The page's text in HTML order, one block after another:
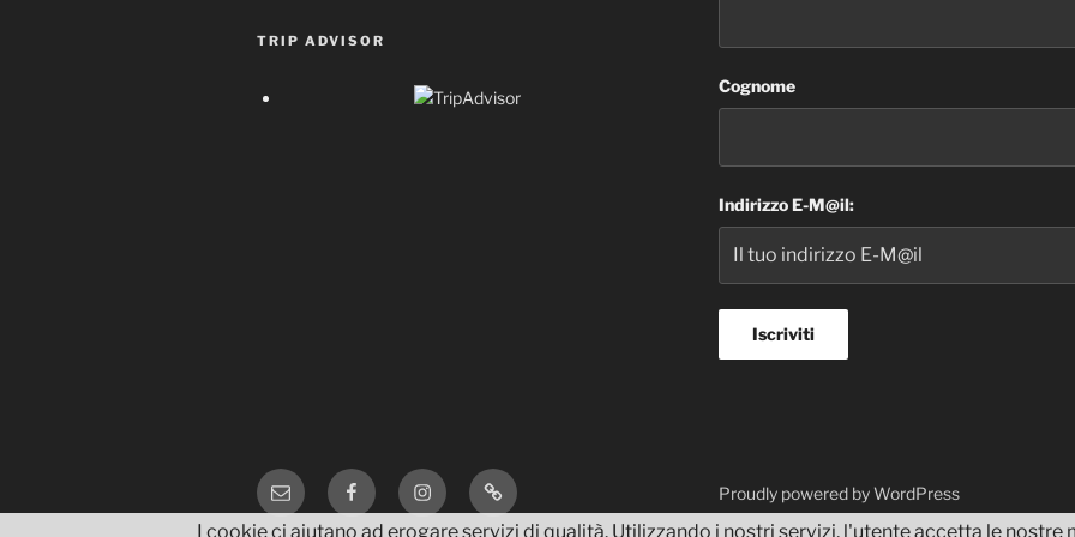
TRIP ADVISOR
Cognome
Indirizzo E-M@il:
Email FacebookInstagramTripAdvisor Proudly powered by WordPress
I cookie ci aiutano ad erogare servizi di qualità. Utilizzando i nostri servizi, l'utente accetta le nostre